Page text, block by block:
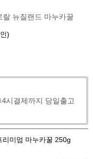
뉴질랜드 마누카꿀
)
시결제까지 당일출고
미엄 마누카꿀 250g